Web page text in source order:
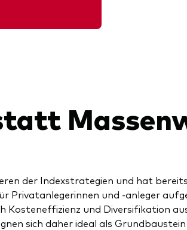
der Indexstrategien und hat
Privatanlegerinnen und -anleger
Kosteneffizienz und Diversifikation
sich daher ideal als